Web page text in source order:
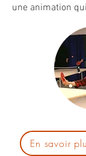
une animation
En savoir